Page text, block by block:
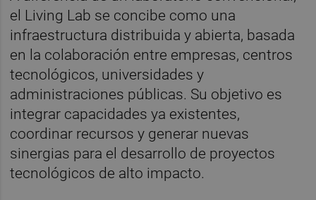
el Living Lab se concibe como una
infraestructura distribuida y abierta, basada
en la colaboración entre empresas, centros
tecnológicos, universidades y
administraciones públicas. Su objetivo es
integrar capacidades ya existentes,
coordinar recursos y generar nuevas
sinergias para el desarrollo de proyectos
tecnológicos de alto impacto.